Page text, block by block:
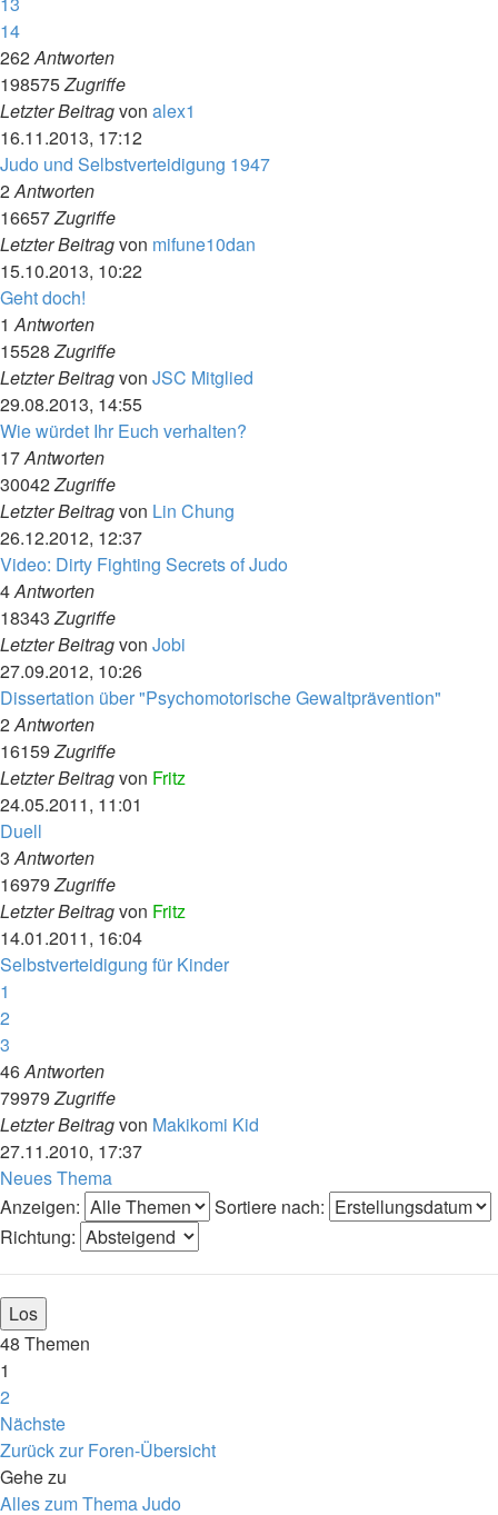
14
262Antworten
198575Zugriffe
Letzter Beitragvon alex1
16.11.2013, 17:12
Judo und Selbstverteidigung 1947
2Antworten
16657Zugriffe
Letzter Beitragvon mifune10dan
15.10.2013, 10:22
Geht doch!
1Antworten
15528Zugriffe
Letzter Beitragvon JSC Mitglied
29.08.2013, 14:55
Wie würdet Ihr Euch verhalten?
17Antworten
30042Zugriffe
Letzter Beitragvon Lin Chung
26.12.2012, 12:37
Video: Dirty Fighting Secrets of Judo
4Antworten
18343Zugriffe
Letzter Beitragvon Jobi
27.09.2012, 10:26
Dissertation über "Psychomotorische Gewaltprävention"
2Antworten
16159Zugriffe
Letzter Beitragvon Fritz
24.05.2011, 11:01
Duell
3Antworten
16979Zugriffe
Letzter Beitragvon Fritz
14.01.2011, 16:04
Selbstverteidigung für Kinder
1
2
3
46Antworten
79979Zugriffe
Letzter Beitragvon Makikomi Kid
27.11.2010, 17:37
Neues Thema
Anzeigen:
Sortiere nach:
Richtung:
48 Themen
1
2
Nächste
Zurück zur Foren-Übersicht
Gehe zu
Alles zum Thema Judo